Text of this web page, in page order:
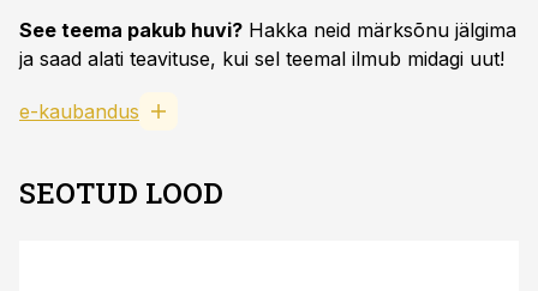
See teema pakub huvi? Hakka neid märksõnu jälgima
ja saad alati teavituse, kui sel teemal ilmub midagi uut!
e-kaubandus
SEOTUD LOOD